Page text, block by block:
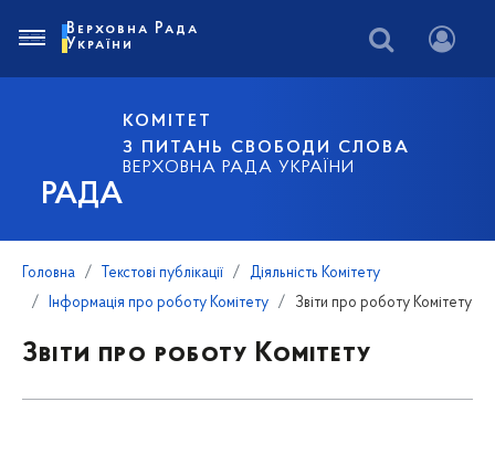
РАДА
КОМІТЕТ
З ПИТАНЬ СВОБОДИ СЛОВА
ВЕРХОВНА РАДА УКРАЇНИ
Верховна Рада
України
Головна Текстові публікації
Діяльність Комітету
Інформація про роботу Комітету
Звіти про роботу Комітету
Звіти про роботу Комітету